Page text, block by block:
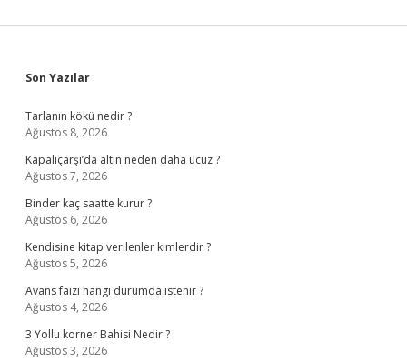
Sidebar
Son Yazılar
Tarlanın kökü nedir ?
Ağustos 8, 2026
Kapalıçarşı’da altın neden daha ucuz ?
Ağustos 7, 2026
Binder kaç saatte kurur ?
Ağustos 6, 2026
Kendisine kitap verilenler kimlerdir ?
Ağustos 5, 2026
Avans faizi hangi durumda istenir ?
Ağustos 4, 2026
3 Yollu korner Bahisi Nedir ?
Ağustos 3, 2026